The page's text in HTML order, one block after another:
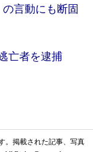
言動にも断固
亡者を逮捕
。掲載された記事、写真